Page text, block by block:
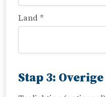
Land *
Stap 3: Overige